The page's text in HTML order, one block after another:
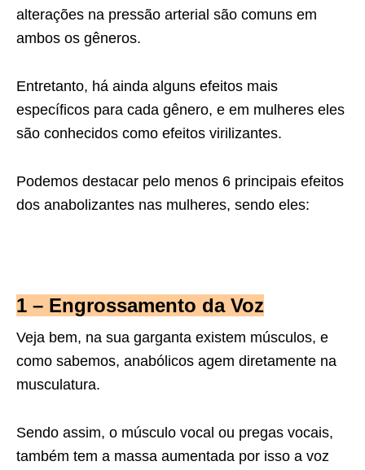
alterações na pressão arterial são comuns em
ambos os gêneros.
Entretanto, há ainda alguns efeitos mais
específicos para cada gênero, e em mulheres eles
são conhecidos como efeitos virilizantes.
Podemos destacar pelo menos 6 principais efeitos
dos anabolizantes nas mulheres, sendo eles:
1 – Engrossamento da Voz
Veja bem, na sua garganta existem músculos, e
como sabemos, anabólicos agem diretamente na
musculatura.
Sendo assim, o músculo vocal ou pregas vocais,
também tem a massa aumentada por isso a voz